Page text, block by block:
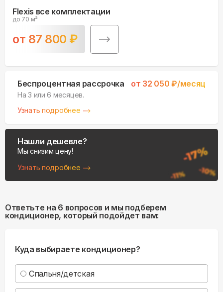
Flexis все комплектации
до 70 м²
от 87 800 ₽
Беспроцентная рассрочка от 32 050 ₽/месяц
На 3 или 6 месяцев.
Узнать подробнее
Нашли дешевле?
Мы снизим цену!
Узнать подробнее
Ответьте на 6 вопросов и мы подберем
кондиционер, который подойдет вам:
Куда выбираете кондиционер?
Спальня/детская